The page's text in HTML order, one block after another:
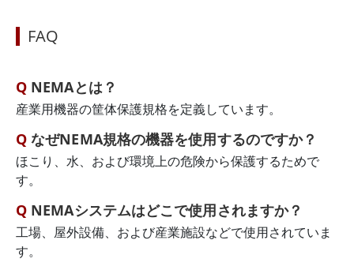
FAQ
NEMAとは？
産業用機器の筐体保護規格を定義しています。
なぜNEMA規格の機器を使用するのですか？
ほこり、水、および環境上の危険から保護するためで
す。
NEMAシステムはどこで使用されますか？
工場、屋外設備、および産業施設などで使用されていま
す。